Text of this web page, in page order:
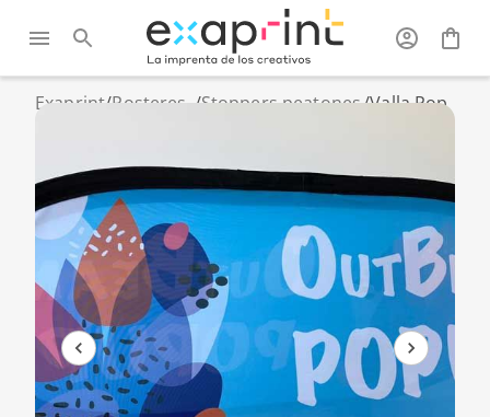
Exaprint/Posteres,/Stoppers peatones/Valla Pop